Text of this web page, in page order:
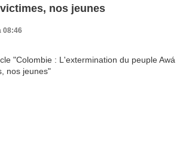
nos jeunes
08:46